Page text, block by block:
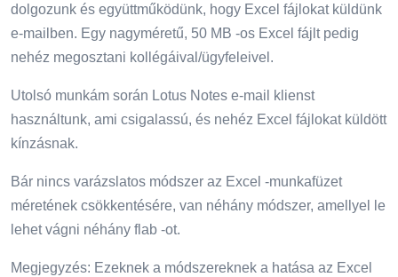
dolgozunk és együttműködünk, hogy Excel fájlokat küldünk
e-mailben. Egy nagyméretű, 50 MB -os Excel fájlt pedig
nehéz megosztani kollégáival/ügyfeleivel.
Utolsó munkám során Lotus Notes e-mail klienst
használtunk, ami csigalassú, és nehéz Excel fájlokat küldött
kínzásnak.
Bár nincs varázslatos módszer az Excel -munkafüzet
méretének csökkentésére, van néhány módszer, amellyel le
lehet vágni néhány flab -ot.
Megjegyzés: Ezeknek a módszereknek a hatása az Excel